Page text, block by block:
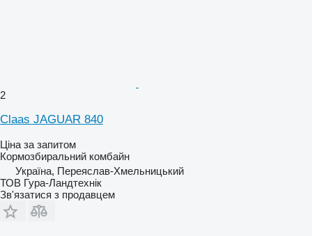
2
Claas JAGUAR 840
Ціна за запитом
Кормозбиральний комбайн
Україна, Переяслав-Хмельницький
ТОВ Гура-Ландтехнік
Зв'язатися з продавцем